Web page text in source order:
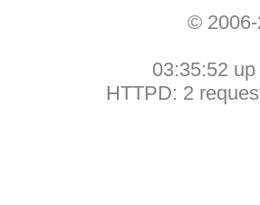
©
03:35:52
HTTPD: 2